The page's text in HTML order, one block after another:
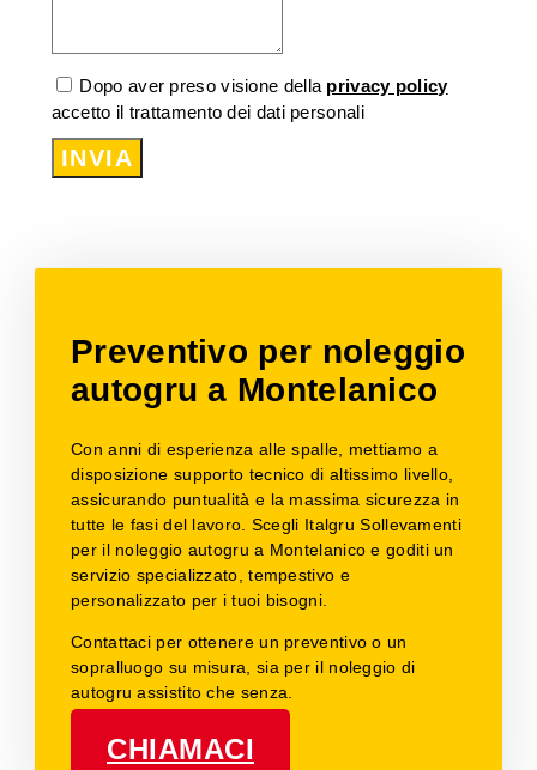
Dopo aver preso visione della privacy policy
accetto il trattamento dei dati personali
INVIA
Preventivo per noleggio
autogru a Montelanico
Con anni di esperienza alle spalle, mettiamo a
disposizione supporto tecnico di altissimo livello,
assicurando puntualità e la massima sicurezza in
tutte le fasi del lavoro. Scegli Italgru Sollevamenti
per il noleggio autogru a Montelanico e goditi un
servizio specializzato, tempestivo e
personalizzato per i tuoi bisogni.
Contattaci per ottenere un preventivo o un
sopralluogo su misura, sia per il noleggio di
autogru assistito che senza.
CHIAMACI